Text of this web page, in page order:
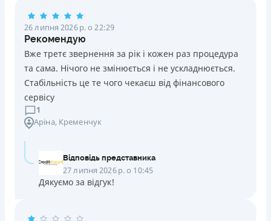
Погашення
Оплата на розрахунковий рахунок
Онлайн (через сайт або інтернет-банкінг)
Через термінали Приватбанку
Через термінали самообслуговування
Ліцензія НБУ
Ліцензія переоформлена 14.03.2024 р.
Вся інформація про кредит
ОТРИМАТИ ПОЗИКУ
26 липня 2026 р. о 22:29
Рекомендую
Вже третє звернення за рік і кожен раз процедура
та сама. Нічого не змінюється і не ускладнюється.
Стабільність це те чого чекаєш від фінансового
сервісу
1
Аріна, Кременчук
Відповідь представника
27 липня 2026 р. о 10:45
Дякуємо за відгук!